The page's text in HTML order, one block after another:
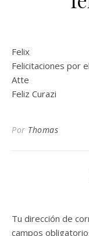
Felix
Felicitaciones por
Atte
Feliz Curazi
Por Thomas
Tu dirección de
campos